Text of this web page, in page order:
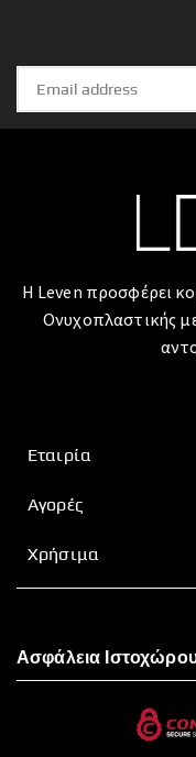
Η Leven προσφέρει
Ονυχοπλαστικής
Εταιρία
Αγορές
Χρήσιμα
Ασφάλεια